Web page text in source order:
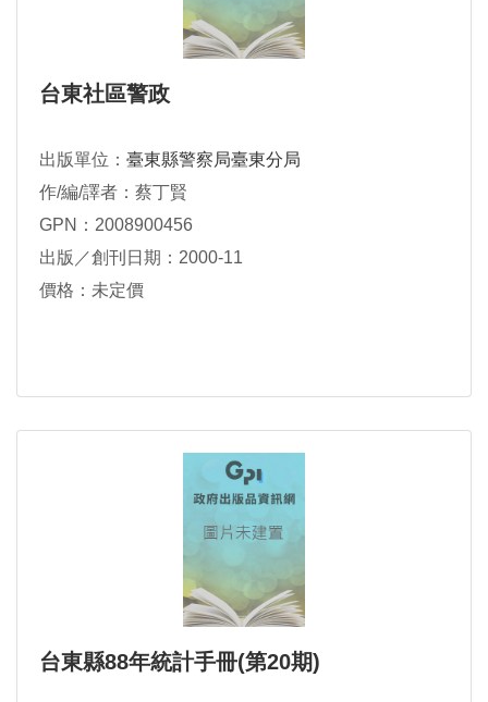
台東社區警政
出版單位： 臺東縣警察局臺東分局
作/編/譯者：蔡丁賢
GPN：2008900456
出版／創刊日期：2000-11
價格：未定價
台東縣88年統計手冊(第20期)